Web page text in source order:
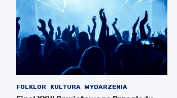
FOLKLOR KULTURA WYDARZENIA